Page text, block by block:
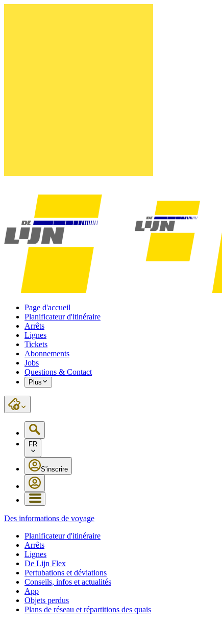
Page d'accueil
Planificateur d'itinéraire
Arrêts
Lignes
Tickets
Abonnements
Jobs
Questions & Contact
Plus
FR
S'inscrire
Des informations de voyage
Planificateur d'itinéraire
Arrêts
Lignes
De Lijn Flex
Pertubations et déviations
Conseils, infos et actualités
App
Objets perdus
Plans de réseau et répartitions des quais